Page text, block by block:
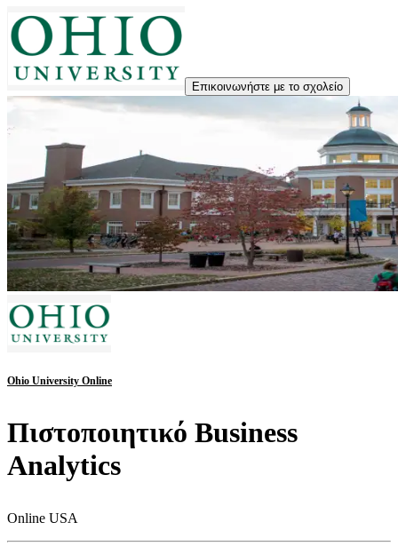
Επικοινωνήστε με το σχολείο
Ohio University Online
Πιστοποιητικό Business
Analytics
Online USA